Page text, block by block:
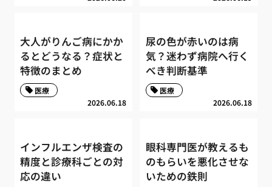
大人がりんご病にかか
るとどうなる？症状と
特徴のまとめ
2026.06.18
医療
尿の色が赤いのは病
気？迷わず病院へ行く
べき判断基準
2026.06.18
医療
インフルエンザ検査の
精度と診療科ごとの対
応の違い
眼科専門医が教えるも
のもらいを悪化させな
いための鉄則